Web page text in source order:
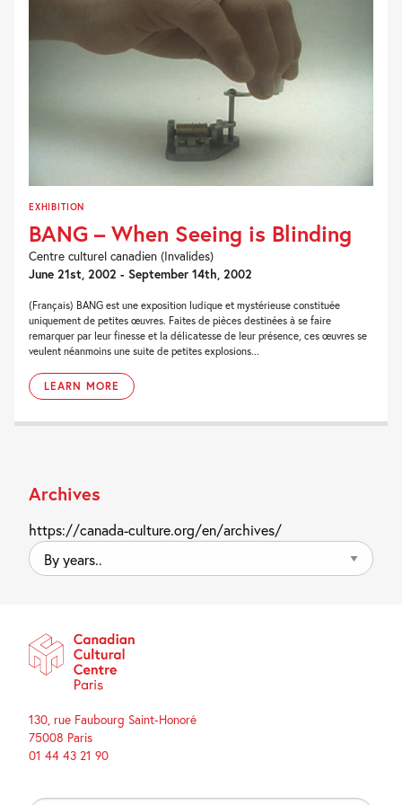
EXHIBITION
BANG – When Seeing is Blinding
Centre culturel canadien (Invalides)
June 21st, 2002 - September 14th, 2002
(Français) BANG est une exposition ludique et mystérieuse constituée
uniquement de petites œuvres. Faites de pièces destinées à se faire
remarquer par leur finesse et la délicatesse de leur présence, ces œuvres se
veulent néanmoins une suite de petites explosions...
LEARN MORE
Archives
https://canada-culture.org/en/archives/
By
years..
130, rue Faubourg Saint-Honoré
75008 Paris
01 44 43 21 90